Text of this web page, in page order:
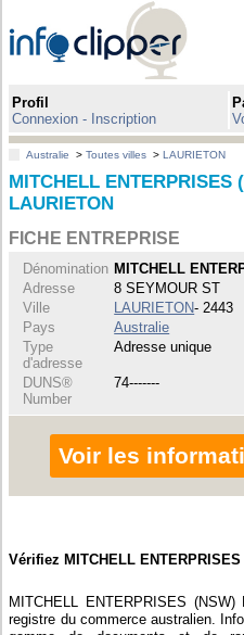
Profil
Connexion - Inscription
Australie >Toutes villes >LAURIETON
MITCHELL ENTERPRISES
LAURIETON
FICHE ENTREPRISE
Dénomination MITCHELL
Adresse
8 SEYMOUR ST
Ville
LAURIETON- 2443
Pays
Australie
Type
d'adresse
Adresse unique
DUNS®
Number
74-------
Voir les
Vérifiez MITCHELL
MITCHELL ENTERPRISES
registre du commerce australien.